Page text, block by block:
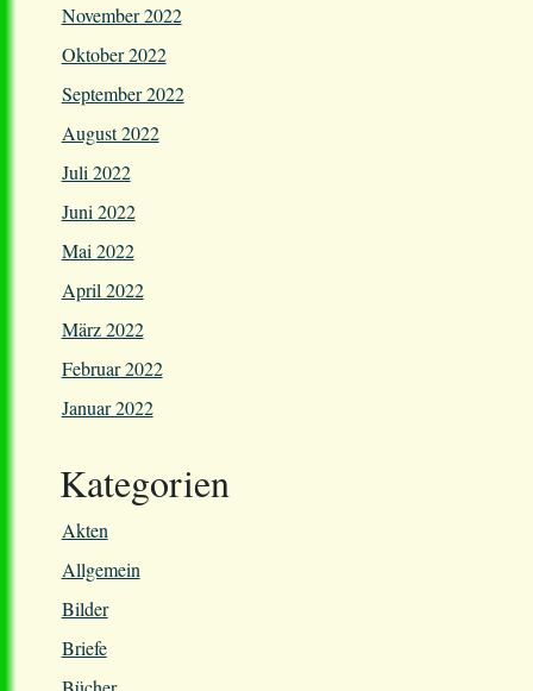
November 2022
Oktober 2022
September 2022
August 2022
Juli 2022
Juni 2022
Mai 2022
April 2022
März 2022
Februar 2022
Januar 2022
Kategorien
Akten
Allgemein
Bilder
Briefe